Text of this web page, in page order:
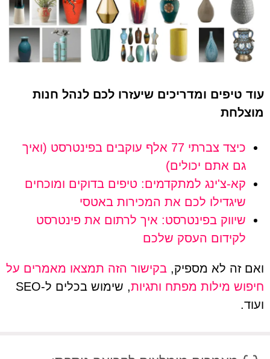
עוד טיפים ומדריכים שיעזרו לכם לנהל חנות
מוצלחת
כיצד צברתי 77 אלף עוקבים בפינטרסט (ואיך
גם אתם יכולים)
קא-צ'ינג למתקדמים: טיפים בדוקים ומוכחים
שיגדילו לכם את המכירות באטסי
שיווק בפינטרסט: איך לרתום את פינטרסט
לקידום העסק שלכם
ואם זה לא מספיק, בקישור הזה תמצאו מאמרים על
חיפוש מילות מפתח ותגיות
, שימוש בכלים ל-SEO
ועוד.